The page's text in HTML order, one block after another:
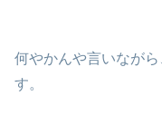
何やかんや言いなが
す。